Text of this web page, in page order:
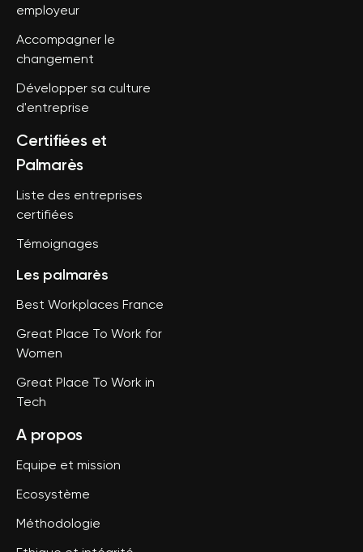
employeur
Accompagner le
changement
Développer sa culture
d'entreprise
Certifiées et
Palmarès
Liste des entreprises
certifiées
Témoignages
Les palmarès
Best Workplaces France
Great Place To Work for
Women
Great Place To Work in
Tech
A propos
Equipe et mission
Ecosystème
Méthodologie